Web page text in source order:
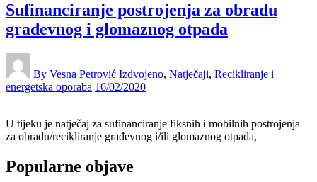
Sufinanciranje postrojenja za obradu
građevnog i glomaznog otpada
By Vesna Petrović Izdvojeno, Natječaji, Recikliranje i
energetska oporaba 16/02/2020
U tijeku je natječaj za sufinanciranje fiksnih i mobilnih postrojenja
za obradu/recikliranje građevnog i/ili glomaznog otpada,
Popularne objave